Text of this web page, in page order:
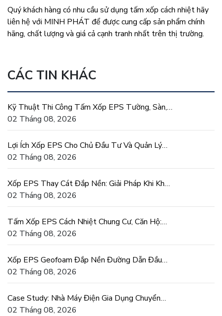
Quý khách hàng có nhu cầu sử dụng tấm xốp cách nhiệt hãy
liên hệ với MINH PHÁT để được cung cấp sản phẩm chính
hãng, chất lượng và giá cả cạnh tranh nhất trên thị trường.
CÁC TIN KHÁC
Kỹ Thuật Thi Công Tấm Xốp EPS Tường, Sàn,
Mái Đúng Chuẩn
02 Tháng 08, 2026
Lợi Ích Xốp EPS Cho Chủ Đầu Tư Và Quản Lý
Dự Án Xây Dựng
02 Tháng 08, 2026
Xốp EPS Thay Cát Đắp Nền: Giải Pháp Khi Khan
Hiếm Cát San Lấp
02 Tháng 08, 2026
Tấm Xốp EPS Cách Nhiệt Chung Cư, Căn Hộ:
Tiết Kiệm Điện Thật
02 Tháng 08, 2026
Xốp EPS Geofoam Đắp Nền Đường Dẫn Đầu
Cầu Chống Lún Lệch
02 Tháng 08, 2026
Case Study: Nhà Máy Điện Gia Dụng Chuyển
Sang Khuôn Xốp EPS
02 Tháng 08, 2026